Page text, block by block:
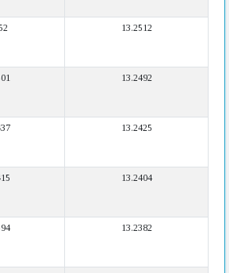
13.2512
13.2492
13.2425
13.2404
13.2382